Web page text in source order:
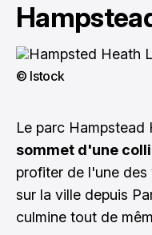
© Istock
Le parc Hampstead
sommet d'une
profiter de l'une des
sur la ville depuis
culmine tout de